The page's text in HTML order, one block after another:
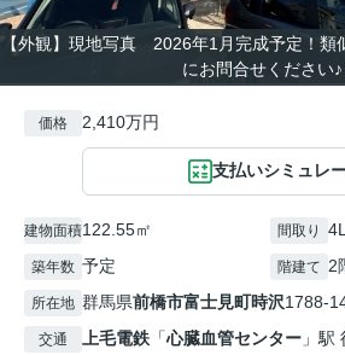
【外観】現地写真 2026年1月完成予定！類
にお問合せください
価格 2,410万円
支払いシミュレ
建物面積122.55㎡ 間取り
築年数 予定 階建て 2
所在地 群馬県前橋市富士見町時沢1788-
交通 上毛電鉄 「心臓血管センター 」駅